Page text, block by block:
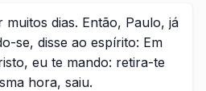
muitos dias. Então, Paulo, já
se, disse ao espírito: Em
eu te mando: retira-te
hora, saiu.